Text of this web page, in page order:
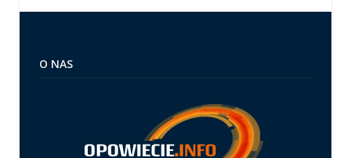
O NAS